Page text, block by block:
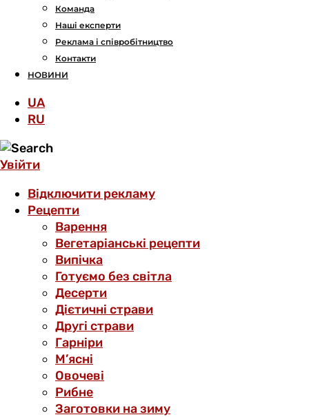
Команда
Наші експерти
Реклама і співробітництво
Контакти
НОВИНИ
UA
RU
Увійти
Відключити рекламу
Рецепти
Варення
Вегетаріанські рецепти
Випічка
Готуємо без світла
Десерти
Дієтичні страви
Другі страви
Гарніри
М’ясні
Овочеві
Рибне
Заготовки на зиму